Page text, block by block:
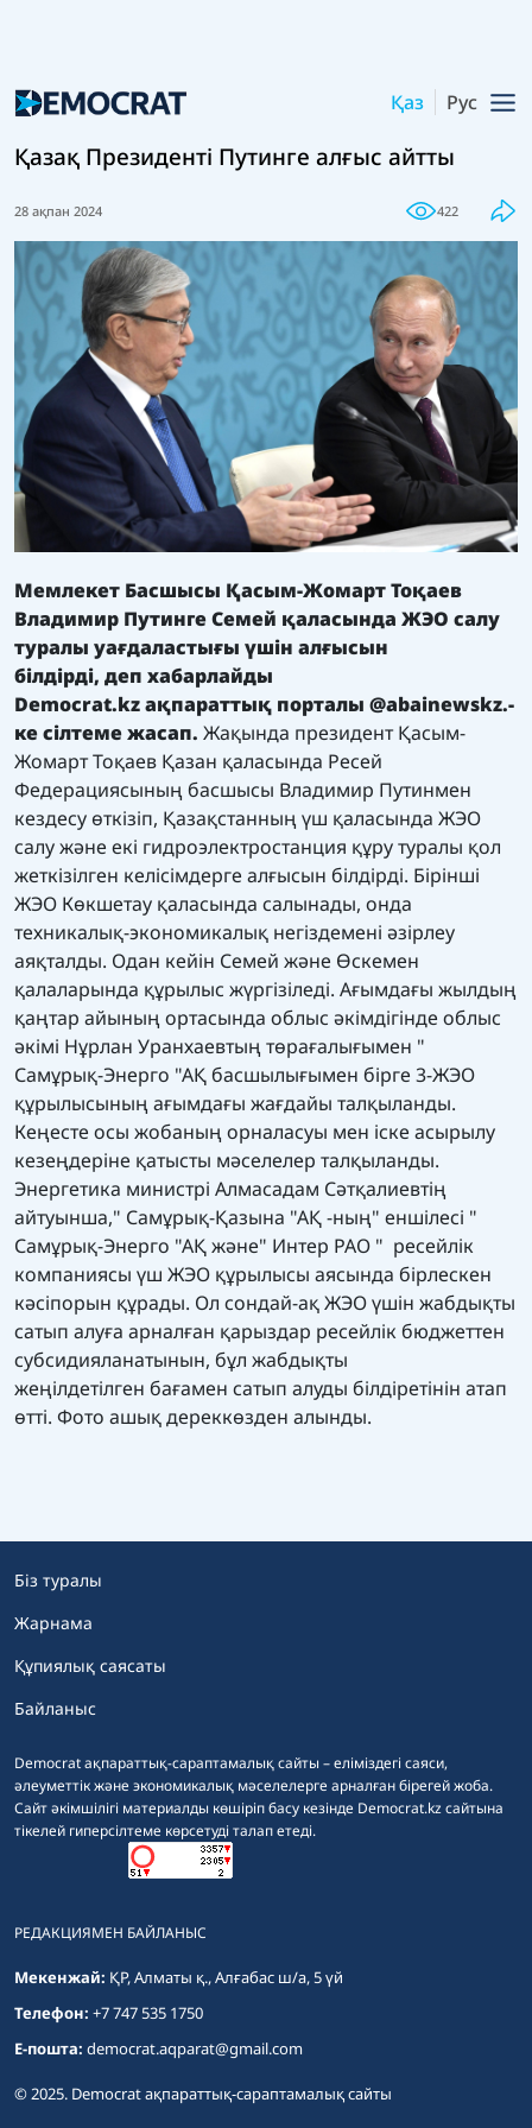
Қаз Рус
Қазақ Президенті Путинге алғыс айтты
28 ақпан 2024 422
Мемлекет Басшысы Қасым-Жомарт Тоқаев
Владимир Путинге Семей қаласында ЖЭО салу
туралы уағдаластығы үшін алғысын
білдірді, деп хабарлайды
Democrat.kzақпараттық порталы @abainewskz.-
ке сілтеме жасап. Жақында президент Қасым-
Жомарт Тоқаев Қазан қаласында Ресей
Федерациясының басшысы Владимир Путинмен
кездесу өткізіп, Қазақстанның үш қаласында ЖЭО
салу және екі гидроэлектростанция құру туралы қол
жеткізілген келісімдерге алғысын білдірді. Бірінші
ЖЭО Көкшетау қаласында салынады, онда
техникалық-экономикалық негіздемені әзірлеу
аяқталды. Одан кейін Семей және Өскемен
қалаларында құрылыс жүргізіледі. Ағымдағы жылдың
қаңтар айының ортасында облыс әкімдігінде облыс
әкімі Нұрлан Уранхаевтың төрағалығымен "
Самұрық-Энерго "АҚ басшылығымен бірге 3-ЖЭО
құрылысының ағымдағы жағдайы талқыланды.
Кеңесте осы жобаның орналасуы мен іске асырылу
кезеңдеріне қатысты мәселелер талқыланды.
Энергетика министрі Алмасадам Сәтқалиевтің
айтуынша," Самұрық-Қазына "АҚ -ның" еншілесі "
Самұрық-Энерго "АҚ және" Интер РАО " ресейлік
компаниясы үш ЖЭО құрылысы аясында бірлескен
кәсіпорын құрады. Ол сондай-ақ ЖЭО үшін жабдықты
сатып алуға арналған қарыздар ресейлік бюджеттен
субсидияланатынын, бұл жабдықты
жеңілдетілген бағамен сатып алуды білдіретінін атап
өтті. Фото ашық дереккөзден алынды.
Democrat ақпараттық-сараптамалық сайты – еліміздегі саяси,
әлеуметтік және экономикалық мәселелерге арналған бірегей жоба.
Сайт әкімшілігі материалды көшіріп басу кезінде Democrat.kz сайтына
тікелей гиперсілтеме көрсетуді талап етеді.
Біз туралы
Жарнама
Құпиялық саясаты
Байланыс
РЕДАКЦИЯМЕН БАЙЛАНЫС
Мекенжай: ҚР, Алматы қ., Алғабас ш/а, 5 үй
Телефон: +7 747 535 1750
E-пошта: democrat.aqparat@gmail.com
© 2025. Democrat ақпараттық-сараптамалық сайты